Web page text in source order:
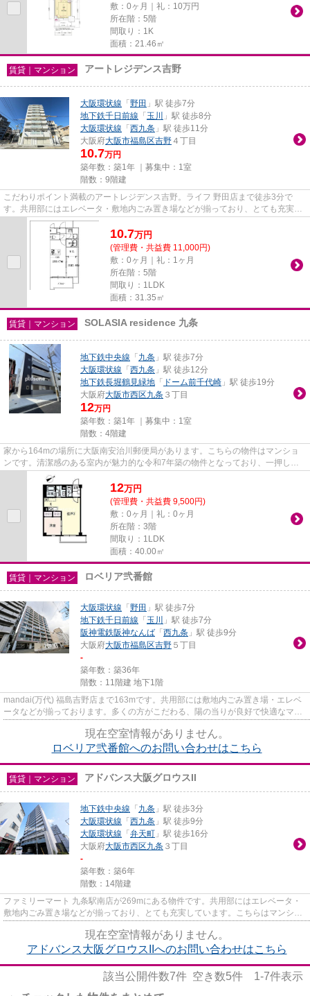
敷：0ヶ月｜礼：10万円
所在階：5階
間取り：1K
面積：21.46㎡
賃貸｜マンション アートレジデンス吉野
大阪環状線 「 野田 」駅 徒歩7分
地下鉄千日前線 「 玉川
」駅 徒歩8分
大阪環状線 「 西九条 」駅 徒歩11分
大阪府大阪市福島区吉野 ４丁目
10.7万円
築年数：築1年 ｜募集中： 1室
階数：9階建
こだわりポイント満載のアートレジデンス吉野。ライフ 野田店まで徒歩3分で
す。共用部にはエレベータ・敷地内ごみ置き場などが揃っており、とても充実し
ています。クレジットカードで...
10.7万円
(管理費・共益費 11,000円)
敷：0ヶ月｜礼：1ヶ月
所在階：5階
間取り：1LDK
面積：31.35㎡
賃貸｜マンション SOLASIA residence 九条
地下鉄中央線 「 九条 」駅 徒歩7分
大阪環状線 「 西九条 」駅 徒歩12分
地下鉄長堀鶴見緑地 「 ドーム前千代崎 」駅 徒歩19分
大阪府大阪市西区九条 ３丁目
12万円
築年数：築1年 ｜募集中： 1室
階数：4階建
家から164mの場所に大阪南安治川郵便局があります。こちらの物件はマンショ
ンです。清潔感のある室内が魅力的な令和7年築の物件となっており、一押しで
す。高いニーズのある、駅徒歩7...
12万円
(管理費・共益費 9,500円)
敷：0ヶ月｜礼：0ヶ月
所在階：3階
間取り：1LDK
面積：40.00㎡
賃貸｜マンション ロベリア弐番館
大阪環状線 「 野田 」駅 徒歩7分
地下鉄千日前線 「 玉川
」駅 徒歩7分
阪神電鉄阪神なんば 「 西九条 」駅 徒歩9分
大阪府大阪市福島区吉野 ５丁目
-
築年数：築36年
階数：11階建 地下1階
mandai(万代) 福島吉野店まで163mです。共用部には敷地内ごみ置き場・エレベ
ータなどが揃っております。多くの方がこだわる、陽の当りが良好で快適なマン
現在空室情報がありません。
ロベリア弐番館へのお問い合わせはこちら
賃貸｜マンション アドバンス大阪グロウスII
地下鉄中央線 「 九条 」駅 徒歩3分
大阪環状線 「 西九条 」駅 徒歩9分
大阪環状線 「 弁天町 」駅 徒歩16分
大阪府大阪市西区九条 ３丁目
-
築年数：築6年
階数：14階建
ファミリーマート 九条駅南店が269mにある物件です。共用部にはエレベータ・
敷地内ごみ置き場などが揃っており、とても充実しています。こちらはマンショ
現在空室情報がありません。
アドバンス大阪グロウスIIへのお問い合わせはこちら
該当公開件数7件 空き数5件 1-7件表示